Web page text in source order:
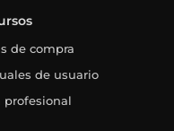
de compra
de usuario
profesional